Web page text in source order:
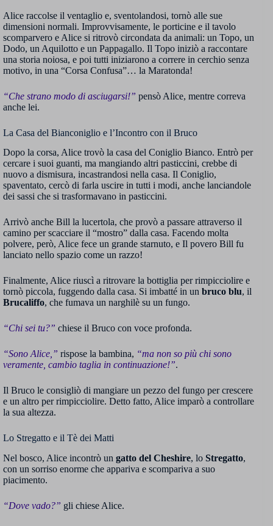
Alice raccolse il ventaglio e, sventolandosi, tornò alle sue
dimensioni normali. Improvvisamente, le porticine e il tavolo
scomparvero e Alice si ritrovò circondata da animali: un Topo, un
Dodo, un Aquilotto e un Pappagallo. Il Topo iniziò a raccontare
una storia noiosa, e poi tutti iniziarono a correre in cerchio senza
motivo, in una “Corsa Confusa”… la Maratonda!
“Che strano modo di asciugarsi!” pensò Alice, mentre correva
anche lei.
La Casa del Bianconiglio e l’Incontro con il Bruco
Dopo la corsa, Alice trovò la casa del Coniglio Bianco. Entrò per
cercare i suoi guanti, ma mangiando altri pasticcini, crebbe di
nuovo a dismisura, incastrandosi nella casa. Il Coniglio,
spaventato, cercò di farla uscire in tutti i modi, anche lanciandole
dei sassi che si trasformavano in pasticcini.
Arrivò anche Bill la lucertola, che provò a passare attraverso il
camino per scacciare il “mostro” dalla casa. Facendo molta
polvere, però, Alice fece un grande starnuto, e Il povero Bill fu
lanciato nello spazio come un razzo!
Finalmente, Alice riuscì a ritrovare la bottiglia per rimpicciolire e
tornò piccola, fuggendo dalla casa. Si imbatté in un bruco blu, il
Brucaliffo, che fumava un narghilè su un fungo.
“Chi sei tu?” chiese il Bruco con voce profonda.
“Sono Alice,” rispose la bambina, “ma non so più chi sono
veramente, cambio taglia in continuazione!”.
Il Bruco le consigliò di mangiare un pezzo del fungo per crescere
e un altro per rimpicciolire. Detto fatto, Alice imparò a controllare
la sua altezza.
Lo Stregatto e il Tè dei Matti
Nel bosco, Alice incontrò un gatto del Cheshire, lo Stregatto,
con un sorriso enorme che appariva e scompariva a suo
piacimento.
“Dove vado?” gli chiese Alice.